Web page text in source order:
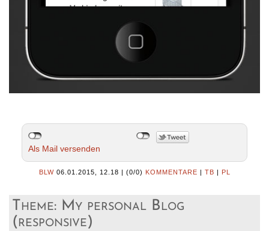
Als Mail versenden
BLW 06.01.2015, 12.18 (0/0) KOMMENTARE TB PL
Theme: My personal Blog
(responsive)